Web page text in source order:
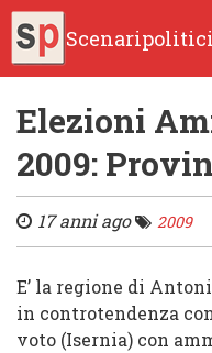
Elezioni
2009:
17 anni ago 2009
E’ la regione di
in controtendenza
voto (Isernia) con